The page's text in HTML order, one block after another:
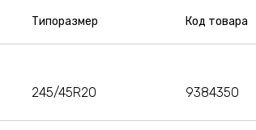
Типоразмер Код товара
245/45R20 9384350